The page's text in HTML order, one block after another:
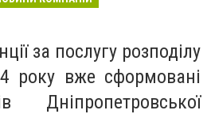
за послугу розподілу
року вже сформовані